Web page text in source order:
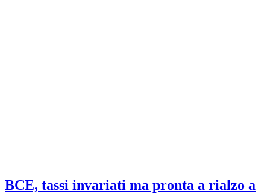
BCE, tassi invariati ma pronta a rialzo a